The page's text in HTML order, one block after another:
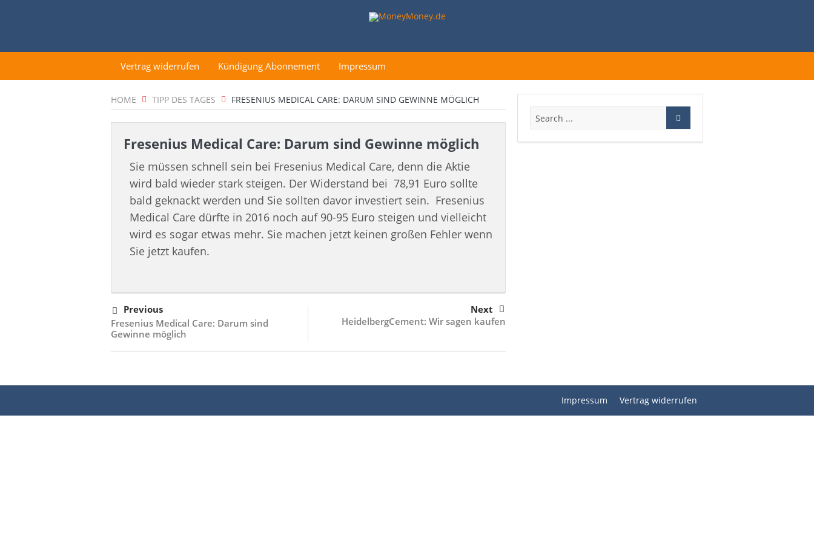
Vertrag widerrufen Kündigung Abonnement Impressum
HOME TIPP DES TAGES FRESENIUS MEDICAL CARE: DARUM SIND GEWINNE MÖGLICH
Fresenius Medical Care: Darum sind Gewinne möglich
Sie müssen schnell sein bei Fresenius Medical Care, denn die Aktie
wird bald wieder stark steigen. Der Widerstand bei 78,91 Euro sollte
bald geknackt werden und Sie sollten davor investiert sein. Fresenius
Medical Care dürfte in 2016 noch auf 90-95 Euro steigen und vielleicht
wird es sogar etwas mehr. Sie machen jetzt keinen großen Fehler wenn
Sie jetzt kaufen.
Previous
Fresenius Medical Care: Darum sind
Gewinne möglich
Next
HeidelbergCement: Wir sagen kaufen
Impressum Vertrag widerrufen